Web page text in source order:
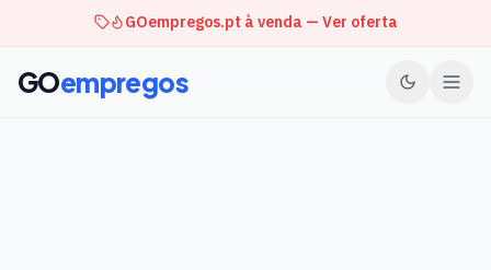
GOempregos.pt à venda — Ver oferta
GOempregos